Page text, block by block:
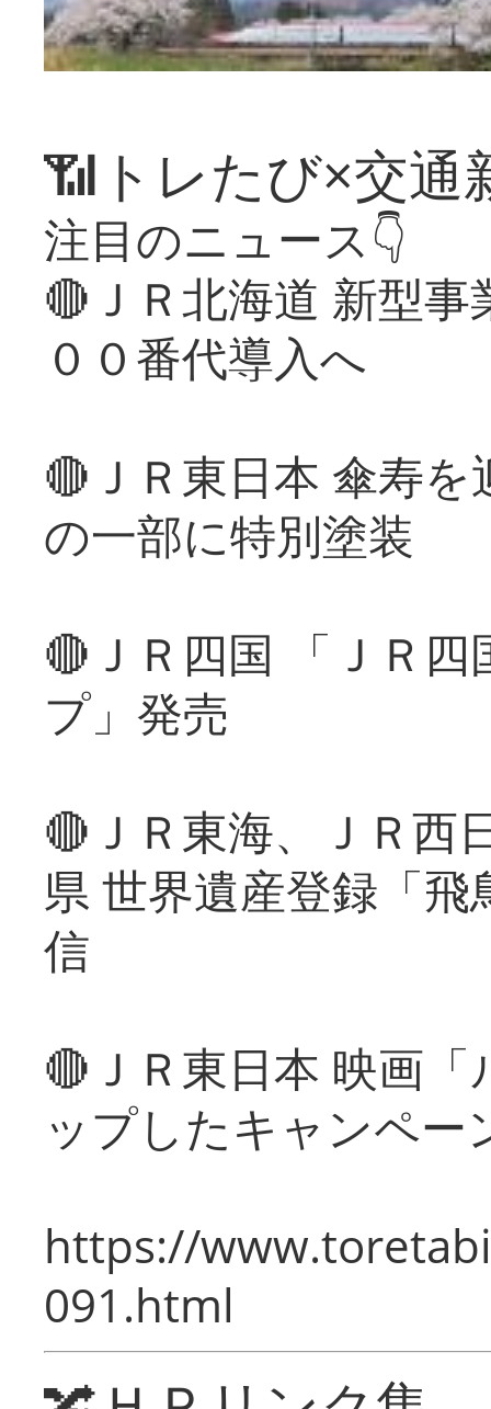
📶トレたび×交通
注目のニュース👇
🔴ＪＲ北海道 新型
００番代導入へ
🔴ＪＲ東日本 傘寿
の一部に特別塗装
🔴ＪＲ四国 「ＪＲ
プ」発売
🔴ＪＲ東海、ＪＲ西
県 世界遺産登録「
信
🔴ＪＲ東日本 映画
ップしたキャンペー
https://
091.html